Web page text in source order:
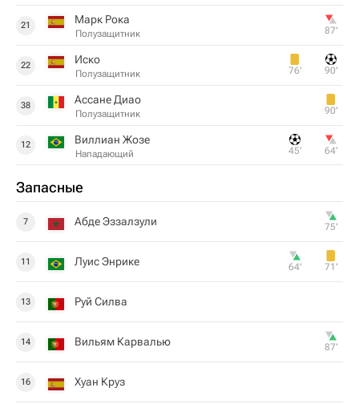
21 Марк Рока
Полузащитник 87‎’‎
22 Иcкo
Полузащитник 76‎’‎ 90‎’‎
38 Ассане Диао
Полузащитник 90‎’‎
12 Виллиан Жозе
Нападающий 45‎’‎ 64‎’‎
Запасные
7 Абде Эззалзули 75‎’‎
11 Луис Энрике 64‎’‎ 71‎’‎
13 Руй Силва
14 Вильям Карвалью 87‎’‎
16 Хуан Круз